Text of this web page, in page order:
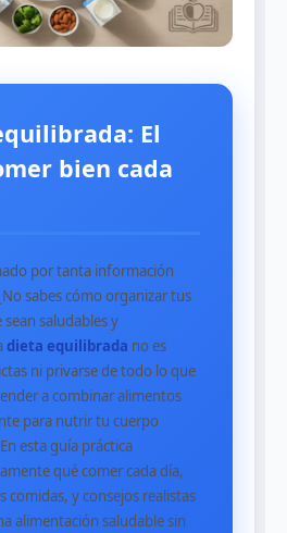
El
bien cada
por tanta información
sabes cómo organizar tus
saludables y
dieta equilibrada no es
ni privarse de todo lo que
a combinar alimentos
para nutrir tu cuerpo
esta guía práctica
qué comer cada día,
comidas, y consejos realistas
alimentación saludable sin